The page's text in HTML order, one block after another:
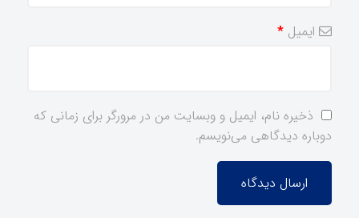
ایمیل *
ذخیره نام، ایمیل و وبسایت من در مرورگر برای زمانی که
دوباره دیدگاهی می‌نویسم.